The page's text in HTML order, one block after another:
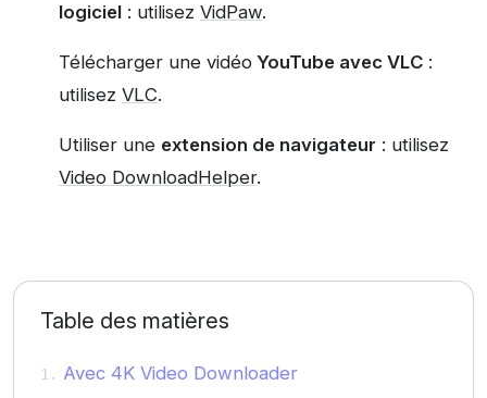
logiciel : utilisez VidPaw.
Télécharger une vidéo YouTube avec VLC :
utilisez VLC.
Utiliser une extension de navigateur : utilisez
Video DownloadHelper.
Table des matières
Avec 4K Video Downloader